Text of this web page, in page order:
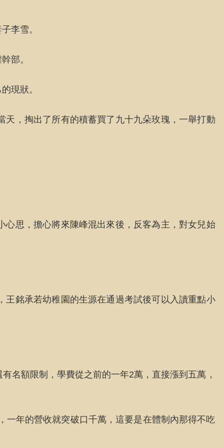
李雪。
部。
現狀。
，掏出了所有的積蓄買了九十九朵玫瑰，一舉打動
思，擔心將來陳峰混出來後，反客為主，對女兒始
銘承若幼稚園的生源在通過考試後可以入讀重點小
名額限制，學費從之前的一年2萬，直接漲到五萬，
年的營收就突破口千萬，這要是在體制內那得不吃